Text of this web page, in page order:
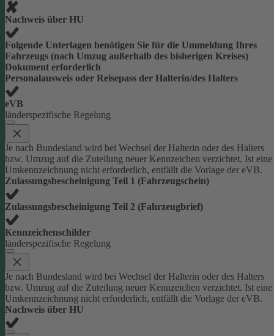
Nachweis über HU
Folgende Unterlagen benötigen Sie für die Ummeldung Ihres
Fahrzeugs (nach Umzug außerhalb des bisherigen Kreises)
Dokument erforderlich
Personalausweis oder Reisepass der Halterin/des Halters
eVB
länderspezifische Regelung
Je nach Bundesland wird bei Wechsel der Halterin oder des Halters
bzw. Umzug auf die Zuteilung neuer Kennzeichen verzichtet. Ist eine
Umkennzeichnung nicht erforderlich, entfällt die Vorlage der eVB.
Zulassungsbescheinigung Teil 1 (Fahrzeugschein)
Zulassungsbescheinigung Teil 2 (Fahrzeugbrief)
Kennzeichenschilder
länderspezifische Regelung
Je nach Bundesland wird bei Wechsel der Halterin oder des Halters
bzw. Umzug auf die Zuteilung neuer Kennzeichen verzichtet. Ist eine
Umkennzeichnung nicht erforderlich, entfällt die Vorlage der eVB.
Nachweis über HU